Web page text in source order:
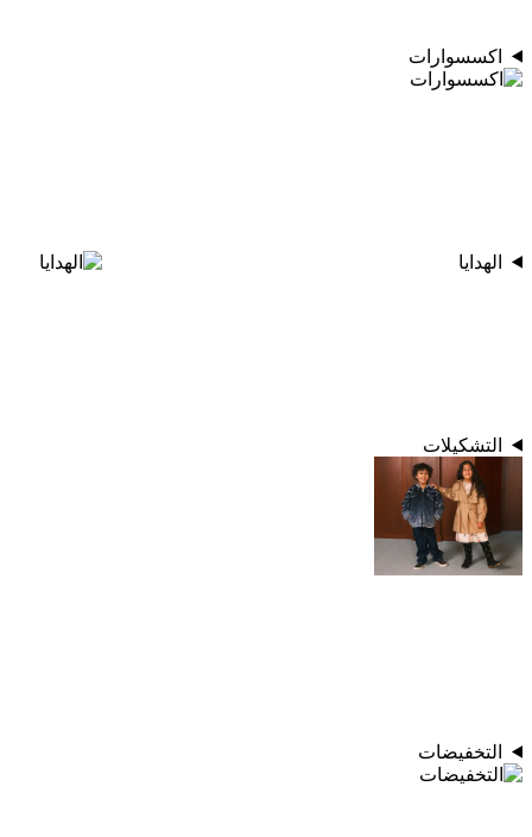
اكسسوارات
الهدايا
التشكيلات
التخفيضات